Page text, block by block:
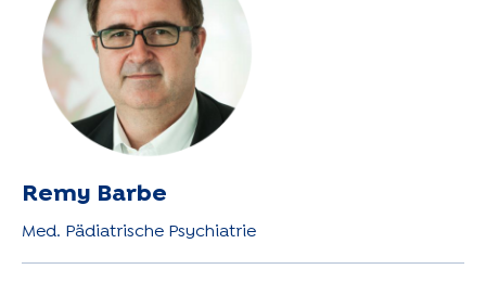
Remy Barbe
Med. Pädiatrische Psychiatrie